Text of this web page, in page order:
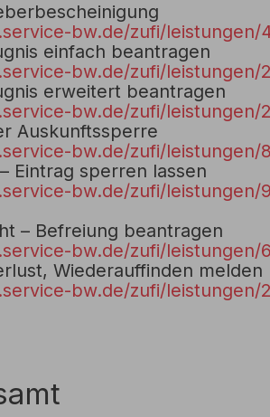
bw.de/zufi/leistungen/
einfach beantragen
bw.de/zufi/leistungen/
erweitert beantragen
bw.de/zufi/leistungen/
Auskunftssperre
bw.de/zufi/leistungen/
Eintrag sperren lassen
bw.de/zufi/leistungen/
– Befreiung beantragen
bw.de/zufi/leistungen/
Wiederauffinden melden
bw.de/zufi/leistungen/